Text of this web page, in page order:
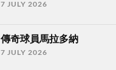
7 JULY 2026
傳奇球員馬拉多納
7 JULY 2026